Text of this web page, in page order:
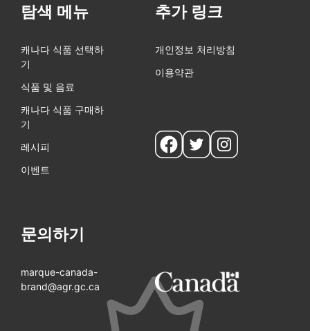
탐색 메뉴
캐나다 식품 선택하
기
식품 및 음료
캐나다 식품 구매하
기
레시피
이벤트
추가 링크
개인정보 처리방침
이용약관
문의하기
marque-canada-
brand@agr.gc.ca
Social